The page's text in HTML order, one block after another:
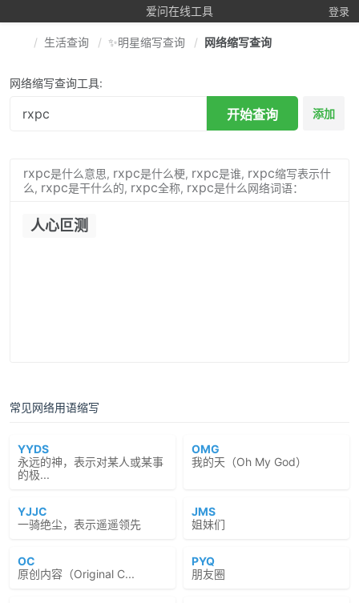
爱问在线工具 登录
生活查询 ✨明星缩写查询 网络缩写查询
网络缩写查询工具:
开始查询 添加
rxpc是什么意思, rxpc是什么梗, rxpc是谁, rxpc缩写表示什
么, rxpc是干什么的, rxpc全称, rxpc是什么网络词语：
人心叵测
常见网络用语缩写
YYDS
永远的神，表示对某人或某事
的极...
OMG
我的天（Oh My God）
YJJC
一骑绝尘，表示遥遥领先
JMS
姐妹们
OC
原创内容（Original C...
PYQ
朋友圈